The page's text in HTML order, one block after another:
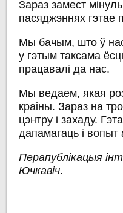
Зараз замест
пасяджэннях гэтае
Мы бачым, што ў
у гэтым таксама
працавалі да нас.
Мы ведаем, якая
краіны. Зараз на
цэнтру і захаду.
дапамагаць і вопыт
Перапублікацыя
Ючкавіч.